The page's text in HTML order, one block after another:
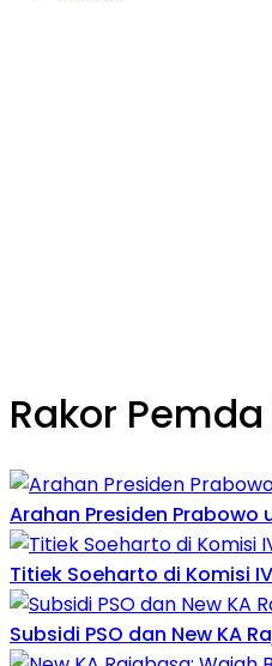
Rakor
Arahan Presiden Prabowo
Titiek Soeharto di Komisi
Subsidi PSO dan New KA